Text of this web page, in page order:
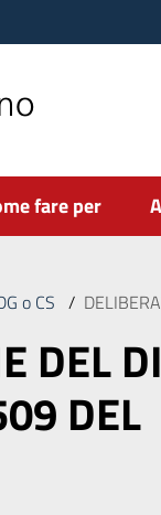
fare per
o CS /
DEL
DEL